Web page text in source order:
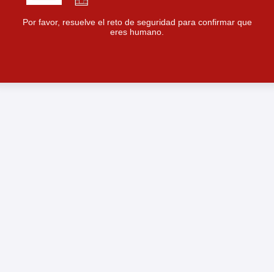
Por favor, resuelve el reto de seguridad para confirmar que
eres humano.